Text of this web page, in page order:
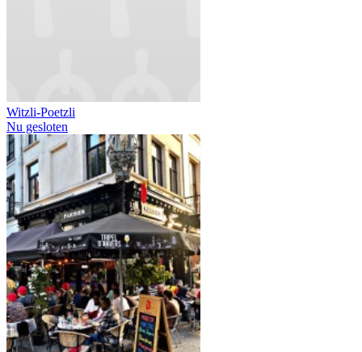
Witzli-Poetzli
Nu gesloten